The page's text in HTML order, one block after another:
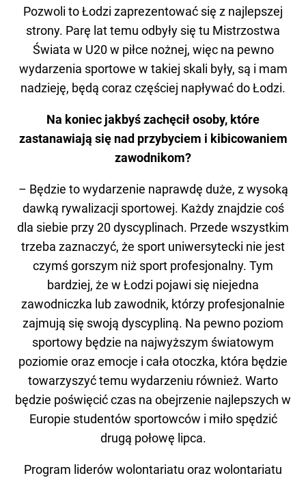
Pozwoli to Łodzi zaprezentować się z najlepszej
strony. Parę lat temu odbyły się tu Mistrzostwa
Świata w U20 w piłce nożnej, więc na pewno
wydarzenia sportowe w takiej skali były, są i mam
nadzieję, będą coraz częściej napływać do Łodzi.
Na koniec jakbyś zachęcił osoby, które
zastanawiają się nad przybyciem i kibicowaniem
zawodnikom?
– Będzie to wydarzenie naprawdę duże, z wysoką
dawką rywalizacji sportowej. Każdy znajdzie coś
dla siebie przy 20 dyscyplinach. Przede wszystkim
trzeba zaznaczyć, że sport uniwersytecki nie jest
czymś gorszym niż sport profesjonalny. Tym
bardziej, że w Łodzi pojawi się niejedna
zawodniczka lub zawodnik, którzy profesjonalnie
zajmują się swoją dyscypliną. Na pewno poziom
sportowy będzie na najwyższym światowym
poziomie oraz emocje i cała otoczka, która będzie
towarzyszyć temu wydarzeniu również. Warto
będzie poświęcić czas na obejrzenie najlepszych w
Europie studentów sportowców i miło spędzić
drugą połowę lipca.
Program liderów wolontariatu oraz wolontariatu